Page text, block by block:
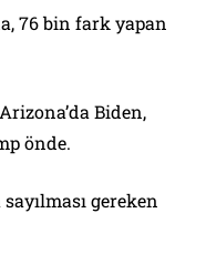
76 bin fark yapan
Biden,
önde.
gereken